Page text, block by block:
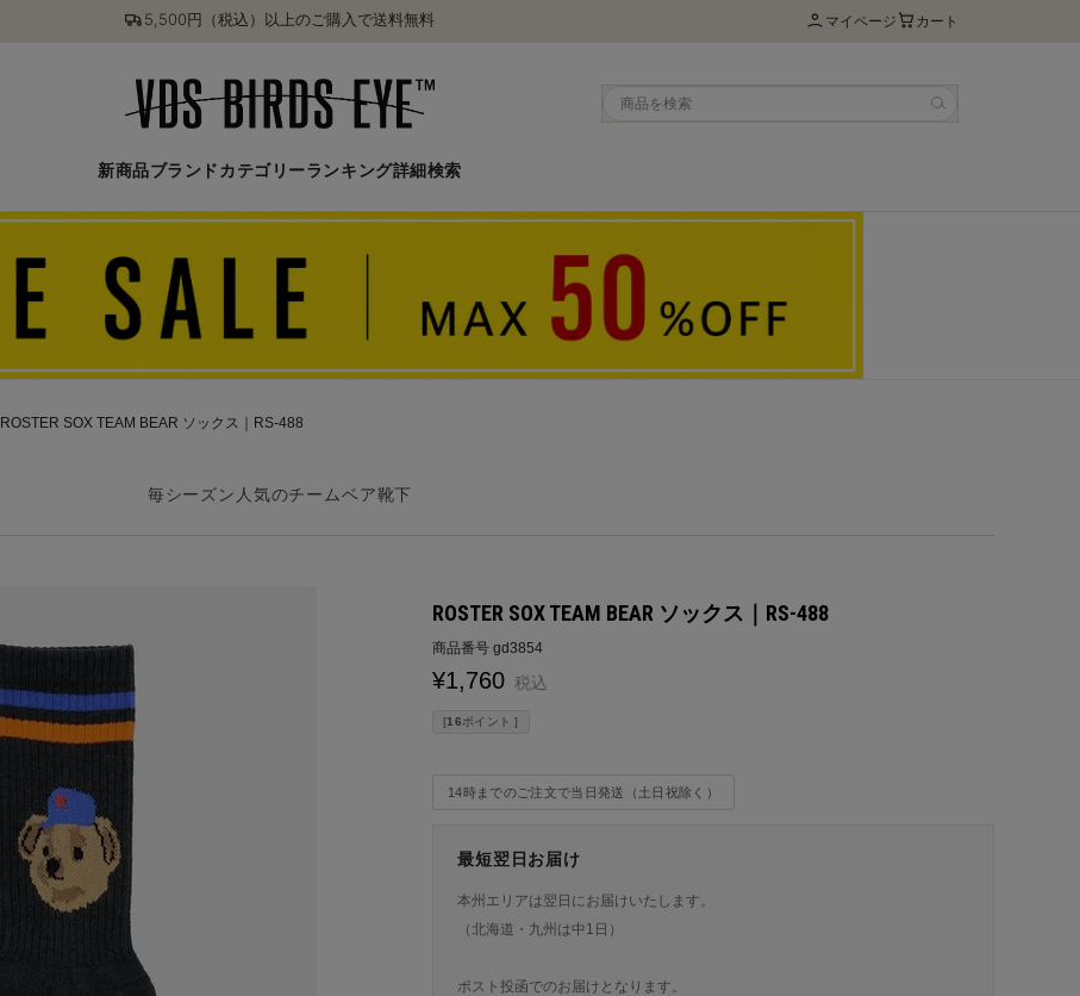
5,500円（税込）以上のご購入で送料無料 マイページ カート
新商品ブランド カテゴリーランキング詳細検索
ROSTER SOX TEAM BEAR ソックス｜RS-488
毎シーズン人気のチームベア靴下
ROSTER SOX TEAM BEAR ソックス｜RS-488
商品番号 gd3854
¥1,760 税込
[16ポイント ]
14時までのご注文で当日発送（土日祝除く）
最短翌日お届け
本州エリアは翌日にお届けいたします。
（北海道・九州は中1日）
ポスト投函でのお届けとなります。